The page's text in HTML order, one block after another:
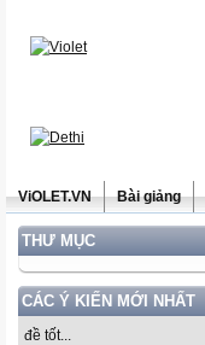
ViOLET.VN Bài giảng
THƯ MỤC
CÁC Ý KIẾN MỚI NHẤT
đề tốt...